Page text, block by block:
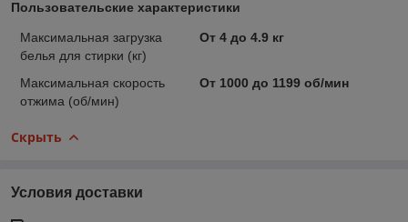
Пользовательские характеристики
Максимальная загрузка
белья для стирки (кг)
От 4 до 4.9 кг
Максимальная скорость
отжима (об/мин)
От 1000 до 1199 об/мин
Скрыть
Условия доставки